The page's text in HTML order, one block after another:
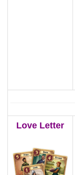
Love Letter